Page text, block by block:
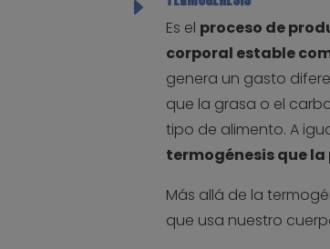
E
Es el proceso de
corporal estable
genera un gasto
que la grasa o el
tipo de alimento. A
termogénesis que
Más allá de la
que usa nuestro